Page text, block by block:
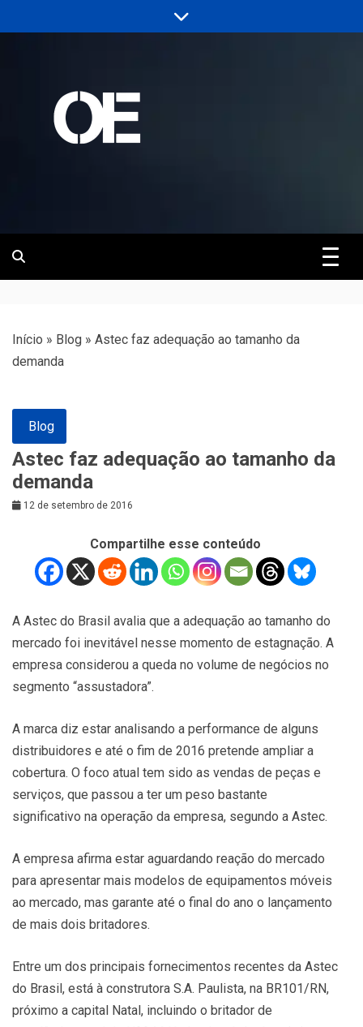
to
Revista | O
Empreiteiro
Início » Blog » Astec faz adequação ao tamanho da
demanda
Blog
Astec faz adequação ao tamanho da
demanda
12 de setembro de 2016
Compartilhe esse conteúdo
A Astec do Brasil avalia que a adequação ao tamanho do
mercado foi inevitável nesse momento de estagnação. A
empresa considerou a queda no volume de negócios no
segmento “assustadora”.
A marca diz estar analisando a performance de alguns
distribuidores e até o fim de 2016 pretende ampliar a
cobertura. O foco atual tem sido as vendas de peças e
serviços, que passou a ter um peso bastante
significativo na operação da empresa, segundo a Astec.
A empresa afirma estar aguardando reação do mercado
para apresentar mais modelos de equipamentos móveis
ao mercado, mas garante até o final do ano o lançamento
de mais dois britadores.
Entre um dos principais fornecimentos recentes da Astec
do Brasil, está à construtora S.A. Paulista, na BR101/RN,
próximo a capital Natal, incluindo o britador de